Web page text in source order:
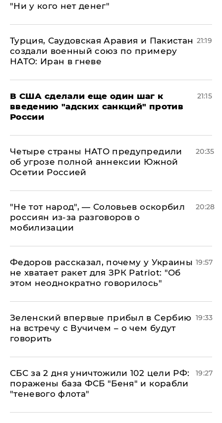
"Ни у кого нет денег"
Турция, Саудовская Аравия и Пакистан
создали военный союз по примеру
НАТО: Иран в гневе
21:19
В США сделали еще один шаг к
введению "адских санкций" против
России
21:15
Четыре страны НАТО предупредили
об угрозе полной аннексии Южной
Осетии Россией
20:35
​"Не тот народ", — Соловьев оскорбил
россиян из-за разговоров о
мобилизации
20:28
Федоров рассказал, почему у Украины
не хватает ракет для ЗРК Patriot: "Об
этом неоднократно говорилось"
19:57
Зеленский впервые прибыл в Сербию
на встречу с Вучичем – о чем будут
говорить
19:33
СБС за 2 дня уничтожили 102 цели РФ:
поражены база ФСБ "Беня" и корабли
"теневого флота"
19:27